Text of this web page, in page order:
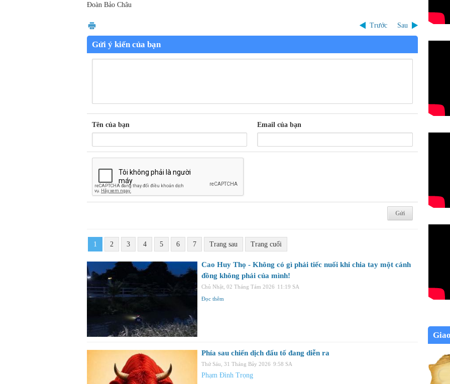
Đoàn Bảo Châu
Trước Sau
Gửi ý kiến của bạn
Tên của bạn Email của bạn
1 2 3 4 5 6 7 Trang sau Trang cuối
Cao Huy Thọ - Không có gì phải tiếc nuối khi chia tay một cánh
đồng không phải của mình!
Chủ Nhật, 02 Tháng Tám 2026 11:19 SA
Đọc thêm
Phía sau chiến dịch đấu tố đang diễn ra
Thứ Sáu, 31 Tháng Bảy 2026 9:58 SA
Phạm Đình Trọng